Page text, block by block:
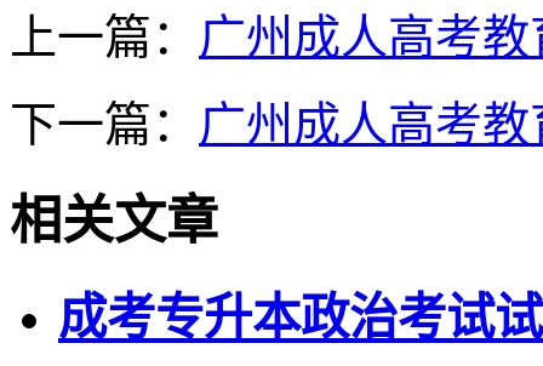
上一篇： 广州成人高考
下一篇： 广州成人高考
相关文章
成考专升本政治考试